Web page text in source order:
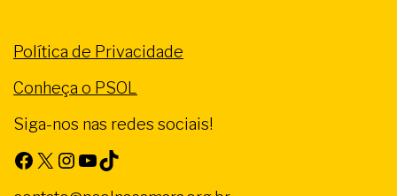
Política de Privacidade
Conheça o PSOL
Siga-nos nas redes sociais!
Facebook X Instagram Youtube TikTok